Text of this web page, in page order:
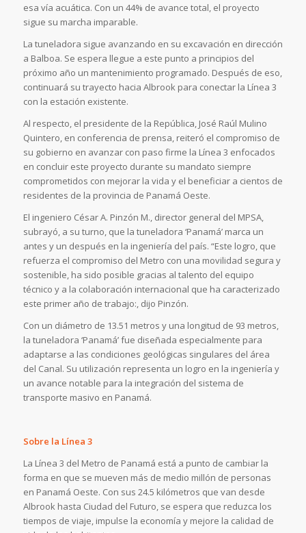
esa vía acuática. Con un 44% de avance total, el proyecto
sigue su marcha imparable.
La tuneladora sigue avanzando en su excavación en dirección
a Balboa. Se espera llegue a este punto a principios del
próximo año un mantenimiento programado. Después de eso,
continuará su trayecto hacia Albrook para conectar la Línea 3
con la estación existente.
Al respecto, el presidente de la República, José Raúl Mulino
Quintero, en conferencia de prensa, reiteró el compromiso de
su gobierno en avanzar con paso firme la Línea 3 enfocados
en concluir este proyecto durante su mandato siempre
comprometidos con mejorar la vida y el beneficiar a cientos de
residentes de la provincia de Panamá Oeste.
El ingeniero César A. Pinzón M., director general del MPSA,
subrayó, a su turno, que la tuneladora ‘Panamá’ marca un
antes y un después en la ingeniería del país. “Este logro, que
refuerza el compromiso del Metro con una movilidad segura y
sostenible, ha sido posible gracias al talento del equipo
técnico y a la colaboración internacional que ha caracterizado
este primer año de trabajo:, dijo Pinzón.
Con un diámetro de 13.51 metros y una longitud de 93 metros,
la tuneladora ‘Panamá’ fue diseñada especialmente para
adaptarse a las condiciones geológicas singulares del área
del Canal. Su utilización representa un logro en la ingeniería y
un avance notable para la integración del sistema de
transporte masivo en Panamá.
Sobre la Línea 3
La Línea 3 del Metro de Panamá está a punto de cambiar la
forma en que se mueven más de medio millón de personas
en Panamá Oeste. Con sus 24.5 kilómetros que van desde
Albrook hasta Ciudad del Futuro, se espera que reduzca los
tiempos de viaje, impulse la economía y mejore la calidad de